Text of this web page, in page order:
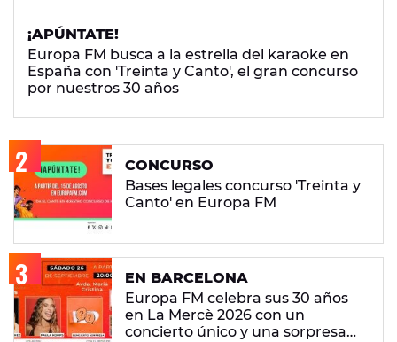
¡APÚNTATE!
Europa FM busca a la estrella del karaoke en
España con 'Treinta y Canto', el gran concurso
por nuestros 30 años
CONCURSO
Bases legales concurso 'Treinta y
Canto' en Europa FM
EN BARCELONA
Europa FM celebra sus 30 años
en La Mercè 2026 con un
concierto único y una sorpresa